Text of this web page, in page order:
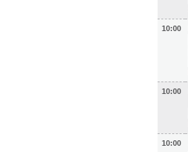
10:00
10:00
10:00